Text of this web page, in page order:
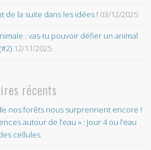
de la suite dans les idées ! 03/12/2025
: vas-tu pouvoir défier un animal
12/11/2025
récents
nos forêts nous surprennent encore !
autour de l’eau » : Jour 4 ou l’eau
cellules